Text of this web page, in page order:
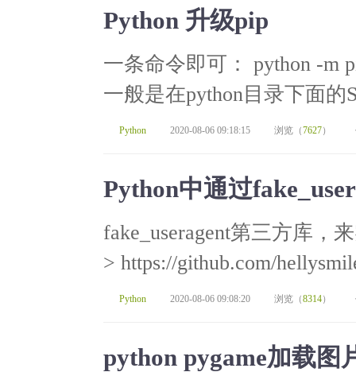
Python 升级pip
一条命令即可： python -m
一般是在python目录下面的
Python 2020-08-06 09:18:15 浏览（7627）
Python中通过
fake_useragent第三方库，
> https://github.com/
Python 2020-08-06 09:08:20 浏览（8314）
python pygame加载图